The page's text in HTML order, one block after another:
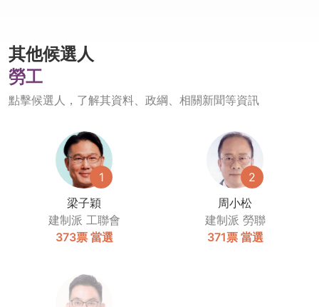
其他候選人
勞工
點擊候選人，了解其資料、政綱、相關新聞等資訊
1
梁子穎
建制派 工聯會
373票 當選
2
周小松
建制派 勞聯
371票 當選